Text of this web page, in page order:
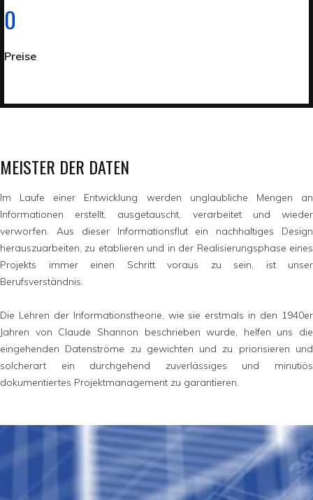
0
Preise
MEISTER DER DATEN
Im Laufe einer Entwicklung werden unglaubliche Mengen an
Informationen erstellt, ausgetauscht, verarbeitet und wieder
verworfen. Aus dieser Informationsflut ein nachhaltiges Design
herauszuarbeiten, zu etablieren und in der Realisierungsphase eines
Projekts immer einen Schritt voraus zu sein, ist unser
Berufsverständnis.
Die Lehren der Informationstheorie, wie sie erstmals in den 1940er
Jahren von Claude Shannon beschrieben wurde, helfen uns die
eingehenden Datenströme zu gewichten und zu priorisieren und
solcherart ein durchgehend zuverlässiges und minutiös
dokumentiertes Projektmanagement zu garantieren.